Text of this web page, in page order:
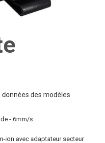
données des modèles
- 6mm/s
ion avec adaptateur secteur